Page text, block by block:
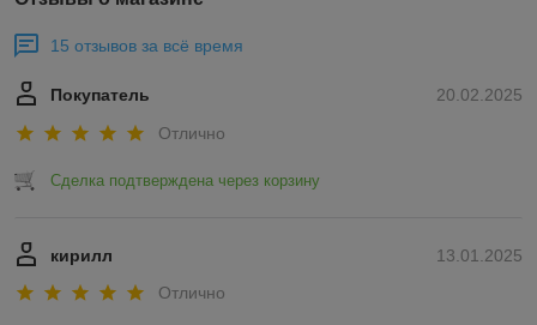
15 отзывов за всё время
20.02.2025
Покупатель
Отлично
Сделка подтверждена через корзину
13.01.2025
кирилл
Отлично